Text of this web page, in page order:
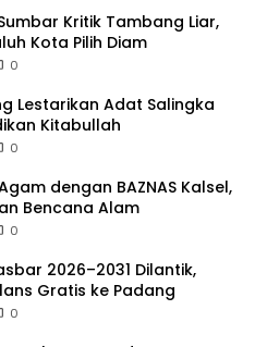
Kritik Tambang Liar,
Kota Pilih Diam
0
Lestarikan Adat Salingka
Kitabullah
0
dengan BAZNAS Kalsel,
Bencana Alam
0
2026–2031 Dilantik,
Gratis ke Padang
0